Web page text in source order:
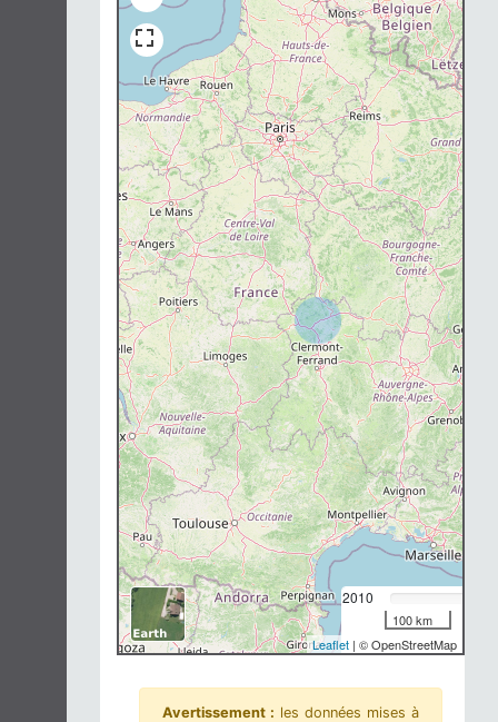
Chargement...
2010
100 km
Leaflet | © OpenStreetMap
Avertissement : les données mises à